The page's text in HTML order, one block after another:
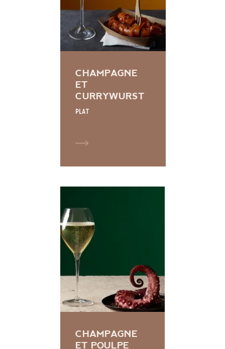
CHAMPAGNE
ET
CURRYWURST
Plat
CHAMPAGNE
ET POULPE